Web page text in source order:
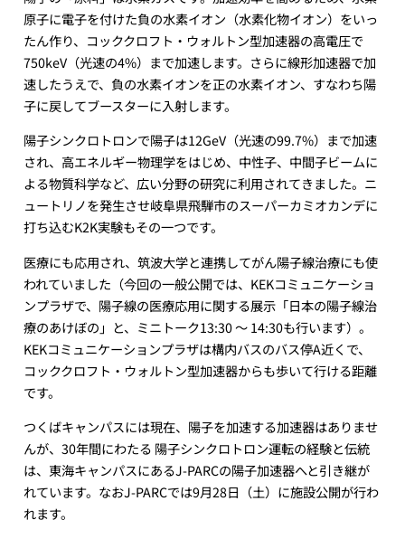
原子に電子を付けた負の水素イオン（水素化物イオン）をいっ
たん作り、コッククロフト・ウォルトン型加速器の高電圧で
750keV（光速の4%）まで加速します。さらに線形加速器で加
速したうえで、負の水素イオンを正の水素イオン、すなわち陽
子に戻してブースターに入射します。
陽子シンクロトロンで陽子は12GeV（光速の99.7%）まで加速
され、高エネルギー物理学をはじめ、中性子、中間子ビームに
よる物質科学など、広い分野の研究に利用されてきました。ニ
ュートリノを発生させ岐阜県飛騨市のスーパーカミオカンデに
打ち込むK2K実験もその一つです。
医療にも応用され、筑波大学と連携してがん陽子線治療にも使
われていました（今回の一般公開では、KEKコミュニケーショ
ンプラザで、陽子線の医療応用に関する展示「日本の陽子線治
療のあけぼの」と、ミニトーク13:30 ～ 14:30も行います）。
KEKコミュニケーションプラザは構内バスのバス停A近くで、
コッククロフト・ウォルトン型加速器からも歩いて行ける距離
です。
つくばキャンパスには現在、陽子を加速する加速器はありませ
んが、30年間にわたる 陽子シンクロトロン運転の経験と伝統
は、東海キャンパスにあるJ-PARCの陽子加速器へと引き継が
れています。なおJ-PARCでは9月28日（土）に施設公開が行わ
れます。